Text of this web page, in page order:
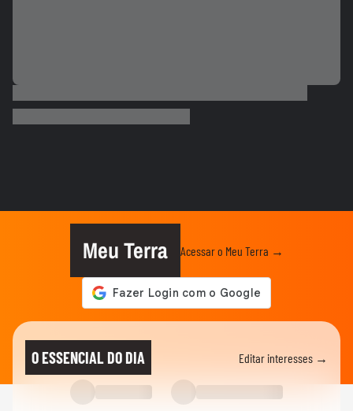
apresentado à torcida do...
Vozinha é apresentado com festa no
Colo-Colo após destaque na Copa...
Raio atinge estádio na Tailândia, mata um
jogador e deixa outros...
Neymar relaxa em iate após polêmica
Meu Terra Acessar o Meu Terra →
O ESSENCIAL DO DIA Editar interesses →